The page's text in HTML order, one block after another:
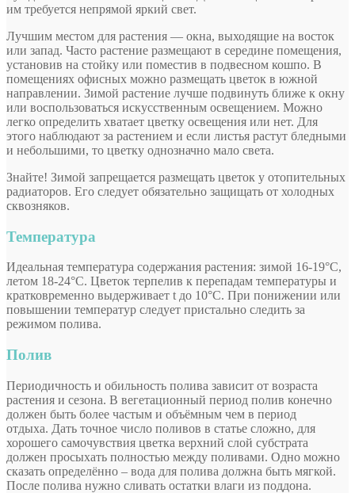
им требуется непрямой яркий свет.
Лучшим местом для растения — окна, выходящие на восток
или запад. Часто растение размещают в середине помещения,
установив на стойку или поместив в подвесном кошпо. В
помещениях офисных можно размещать цветок в южной
направлении. Зимой растение лучше подвинуть ближе к окну
или воспользоваться искусственным освещением. Можно
легко определить хватает цветку освещения или нет. Для
этого наблюдают за растением и если листья растут бледными
и небольшими, то цветку однозначно мало света.
Знайте! Зимой запрещается размещать цветок у отопительных
радиаторов. Его следует обязательно защищать от холодных
сквозняков.
Температура
Идеальная температура содержания растения: зимой 16-19°С,
летом 18-24°С. Цветок терпелив к перепадам температуры и
кратковременно выдерживает t до 10°С. При понижении или
повышении температур следует пристально следить за
режимом полива.
Полив
Периодичность и обильность полива зависит от возраста
растения и сезона. В вегетационный период полив конечно
должен быть более частым и объёмным чем в период
отдыха. Дать точное число поливов в статье сложно, для
хорошего самочувствия цветка верхний слой субстрата
должен просыхать полностью между поливами. Одно можно
сказать определённо – вода для полива должна быть мягкой.
После полива нужно сливать остатки влаги из поддона.